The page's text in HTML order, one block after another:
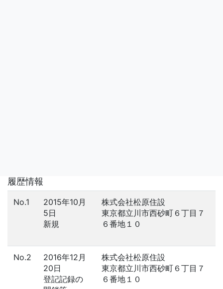
履歴情報
No.1
2015年10月
5日
新規
株式会社松原住設
東京都立川市西砂町６丁目７
６番地１０
No.2
2016年12月
20日
登記記録の
株式会社松原住設
東京都立川市西砂町６丁目７
６番地１０